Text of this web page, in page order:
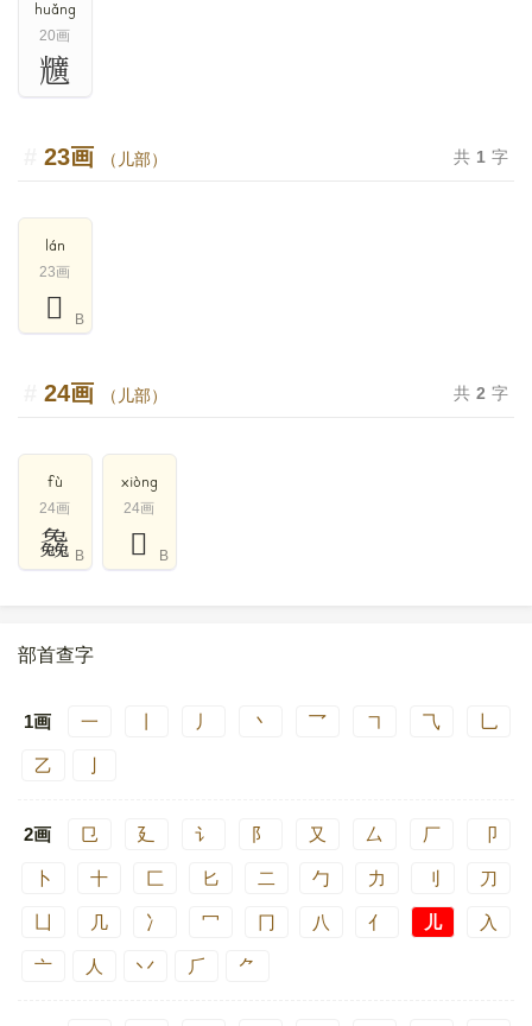
huǎng
20画
兤
23画 （儿部） 共 1 字
lán
23画
𠓖 B
24画 （儿部） 共 2 字
fù
24画
𠓗 B
xiòng
24画
𠓙 B
部首查字
1画 一 丿 丶 乛 ㇕ ⺄ 乚
乙
2画 㔾 廴 讠 阝 又 厶 厂 卩
卜 十 匚 匕 二 勹 力 刂 刀
几 冫 冖 冂 八 亻 儿 入
亠 人 丷 ⺁ ⺈